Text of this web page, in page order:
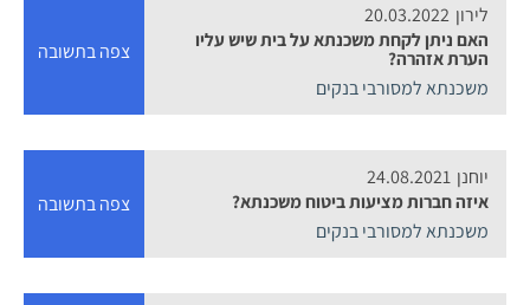
לירון 20.03.2022
האם ניתן לקחת משכנתא על בית שיש עליו
הערת אזהרה?
משכנתא למסורבי בנקים
צפה בתשובה
יוחנן 24.08.2021
איזה חברות מציעות ביטוח משכנתא?
משכנתא למסורבי בנקים
צפה בתשובה